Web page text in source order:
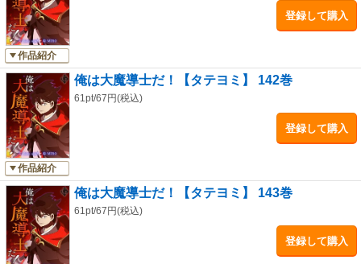
作品紹介
登録して購入
作品紹介
俺は大魔導士だ！【タテヨミ】 142巻
61pt/67円(税込)
登録して購入
俺は大魔導士だ！【タテヨミ】 143巻
61pt/67円(税込)
登録して購入